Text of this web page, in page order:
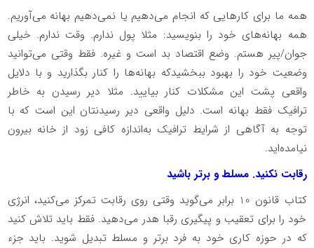
همه ما برای کارهایی که انجام می‌دهیم یا نمی‌دهیم بهانه می‌آوریم.
همه بهانه‌های خود را بنویسید: مثلا پول ندارم. وقت ندارم. خیلی
جوان/پیر هستم. وضع اقتصاد بد است و غیره. فقط وقتی می‌توانید
وضعیت خود را بهبود ببخشیدکه بهانه‌ها را کنار بگذارید و با دلایل
واقعی پشت این مشکلات کنار بیایید. مثلا دیر رسیدن به خاطر
ترافیک فقط بهانه است. دلیل واقعی دیر رسیدنتان این است که با
توجه به آگاهی از شرایط ترافیک به‌اندازه کافی زود از خانه بیرون
نیامده‌اید.
رقابت نکنید. مسلط و برتر باشید
کتاب قانون 10 برابر می‌گوید وقتی روی رقابت تمرکز می‌کنید، انرژی
خود را برای تعقیب و پیگیری رقبا هدر می‌دهید. فقط باید تلاش کنید
که در حوزه کاری خود به فرد برتر و مسلط تبدیل شوید. باید جزء